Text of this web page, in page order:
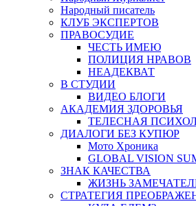
Народный писатель
КЛУБ ЭКСПЕРТОВ
ПРАВОСУДИЕ
ЧЕСТЬ ИМЕЮ
ПОЛИЦИЯ НРАВОВ
НЕАДЕКВАТ
В СТУДИИ
ВИДЕО БЛОГИ
АКАДЕМИЯ ЗДОРОВЬЯ
ТЕЛЕСНАЯ
ДИАЛОГИ БЕЗ КУПЮР
Мото Хроника
GLOBAL VISION
ЗНАК КАЧЕСТВА
ЖИЗНЬ
СТРАТЕГИЯ